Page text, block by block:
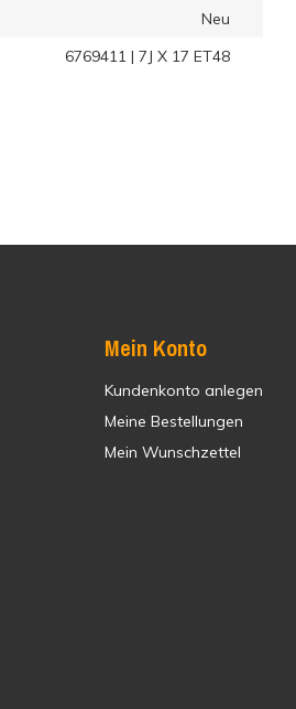
Neu
6769411 | 7J X 17 ET48
Mein Konto
Kundenkonto anlegen
Meine Bestellungen
Mein Wunschzettel